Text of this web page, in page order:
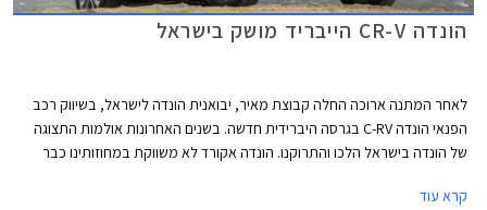
הונדה CR-V הייבריד מושק בישראל
לאחר המתנה ארוכה החלה קבוצת מאיר, יבואנית הונדה לישראל, בשיווק רכב
הפנאי הונדה C-RV בגרסה היברידית חדשה. בשנים האחרונות אולמות התצוגה
של הונדה בישראל הלכו והתרוקנו. הונדה אקורד לא משווקת במחוזותינו כבר
קרא עוד